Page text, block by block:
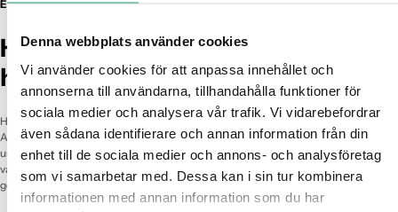
Denna webbplats använder cookies
Vi använder cookies för att anpassa innehållet och
annonserna till användarna, tillhandahålla funktioner för
sociala medier och analysera vår trafik. Vi vidarebefordrar
även sådana identifierare och annan information från din
enhet till de sociala medier och annons- och analysföretag
som vi samarbetar med. Dessa kan i sin tur kombinera
informationen med annan information som du har
En trygg plats för dig som älskar din hund - lika mycket som vi älskar våra.
Hundben.se - med hjärtat för
hunden
Hundben.se är fött ur en personlig resa – från sorg till passion. Vi, Gabriel och
Amanda, förlorade tilliten till industrin när vår älskade Maddox blev sjuk av ett
undermåligt tuggben. Det blev starten på vårt uppdrag: att skapa en butik där
varje produkt är noga utvald, transparent och säker. Allt du hittar hos oss kan du
ge till din hund med stolthet och lugn.